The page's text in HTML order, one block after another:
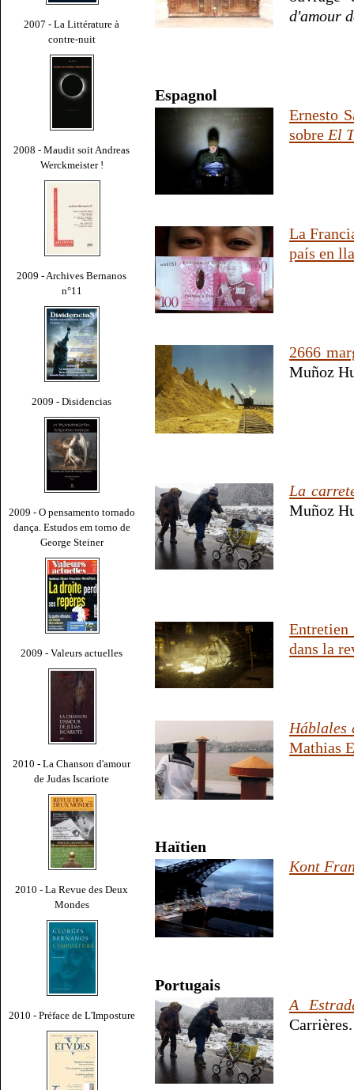
2007 - La Littérature à
contre-nuit
2008 - Maudit soit Andreas
Werckmeister !
2009 - Archives Bernanos
n°11
2009 - Disidencias
2009 - O pensamento tornado
dança. Estudos em torno de
George Steiner
2009 - Valeurs actuelles
2010 - La Chanson d'amour
de Judas Iscariote
2010 - La Revue des Deux
Mondes
2010 - Préface de L'Imposture
d'amour
Espagnol
Ernesto
sobre El
La
país en
2666
Muñoz
La
Muñoz
Entretien
dans la
Háblales
Mathias
Haïtien
Kont
Portugais
A
Carrières.